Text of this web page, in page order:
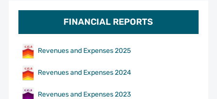
FINANCIAL REPORTS
Revenues and Expenses 2025
Revenues and Expenses 2024
Revenues and Expenses 2023